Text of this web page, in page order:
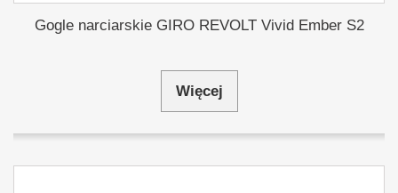
Gogle narciarskie GIRO REVOLT Vivid Ember S2
Więcej